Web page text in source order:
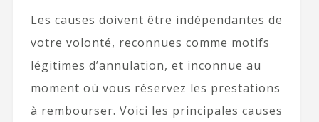
Les causes doivent être indépendantes de
votre volonté, reconnues comme motifs
légitimes d’annulation, et inconnue au
moment où vous réservez les prestations
à rembourser. Voici les principales causes